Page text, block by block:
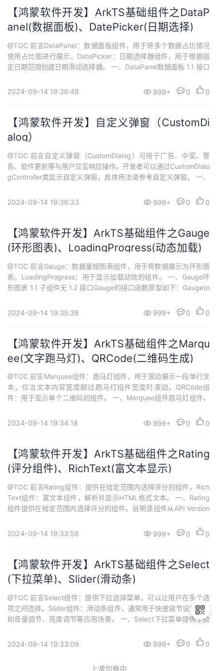
【鸿蒙软件开发】ArkTS基础组件之DataP
anel(数据面板)、DatePicker(日期选择)
@TOC 前言DataPanel：数据面板组件，用于将多个数据占比情况
使用占比图进行展示。DatePicker：日期选择器组件，用于根据指
定日期范围创建日期滑动选择器。 一、DataPanel数据面板 1.1 接口
aPanelType})从API version 9开始，...
2024-09-14 19:36:48 999+ 0 0
【鸿蒙软件开发】自定义弹窗（CustomDi
alog）
@TOC 前言自定义弹窗（CustomDialog）可用于广告、中奖、警
告、软件更新等与用户交互响应操作。开发者可以通过CustomDialo
gController类显示自定义弹窗。具体用法请参考自定义弹窗。 一、
g装饰器装饰自定义弹窗。@CustomDialog装饰器用于装饰自定义
2024-09-14 19:36:33 999+ 0 0
【鸿蒙软件开发】ArkTS基础组件之Gauge
(环形图表)、LoadingProgress(动态加载)
@TOC 前言Gauge：数据量规图表组件，用于将数据展示为环形图
表。LoadingProgress：用于显示加载动效的组件。 一、Gauge环
形图表 1.1 子组件无 1.2 接口Gauge的接口函数原型如下：Gauge(o
on 9开始，该接口支持在ArkTS卡片中使用...
2024-09-14 19:35:38 999+ 0 0
【鸿蒙软件开发】ArkTS基础组件之Marqu
ee(文字跑马灯)、QRCode(二维码生成)
@TOC 前言Marquee组件：跑马灯组件，用于滚动展示一段单行文
本，仅当文本内容宽度超过跑马灯组件宽度时滚动。QRCode组
件：用于显示单个二维码的组件。 一、Marquee组件跑马灯组件，
度时滚动。说明该组件从API Version 8开始支持。后续版本如有新
2024-09-14 19:34:18 999+ 0 0
【鸿蒙软件开发】ArkTS基础组件之Rating
(评分组件)、RichText(富文本显示)
@TOC 前言Rating组件：提供在给定范围内选择评分的组件。Rich
Text组件：富文本组件，解析并显示HTML格式文本。 一、Rating
组件提供在给定范围内选择评分的组件。说明该组件从API Version
的起始版本。 1.1 子组件无 1.2 接口Rating(options?: { rating: num
2024-09-14 19:33:58 999+ 0 0
【鸿蒙软件开发】ArkTS基础组件之Select
(下拉菜单)、Slider(滑动条)
@TOC 前言Select组件：提供下拉选择菜单，可以让用户在多个选
项之间选择。Slider组件：滑动条组件，通常用于快速调节设置值，
如音量调节、亮度调节等应用场景。 一、Select下拉菜单提供下拉
ion 8开始支持。后续版本如有新增内容，则采用上角标单独标记该
2024-09-14 19:33:09 999+ 0 0
上滑加载中